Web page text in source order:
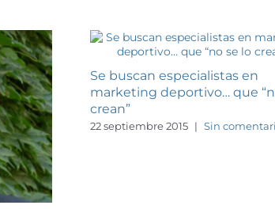
Se buscan especialistas en
marketing deportivo… que
crean”
22 septiembre 2015 | Sin